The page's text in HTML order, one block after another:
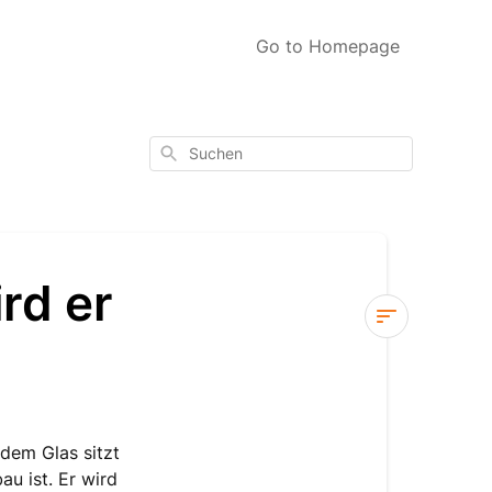
Go to Homepage
Suchen
er
Glas sitzt
ist. Er wird